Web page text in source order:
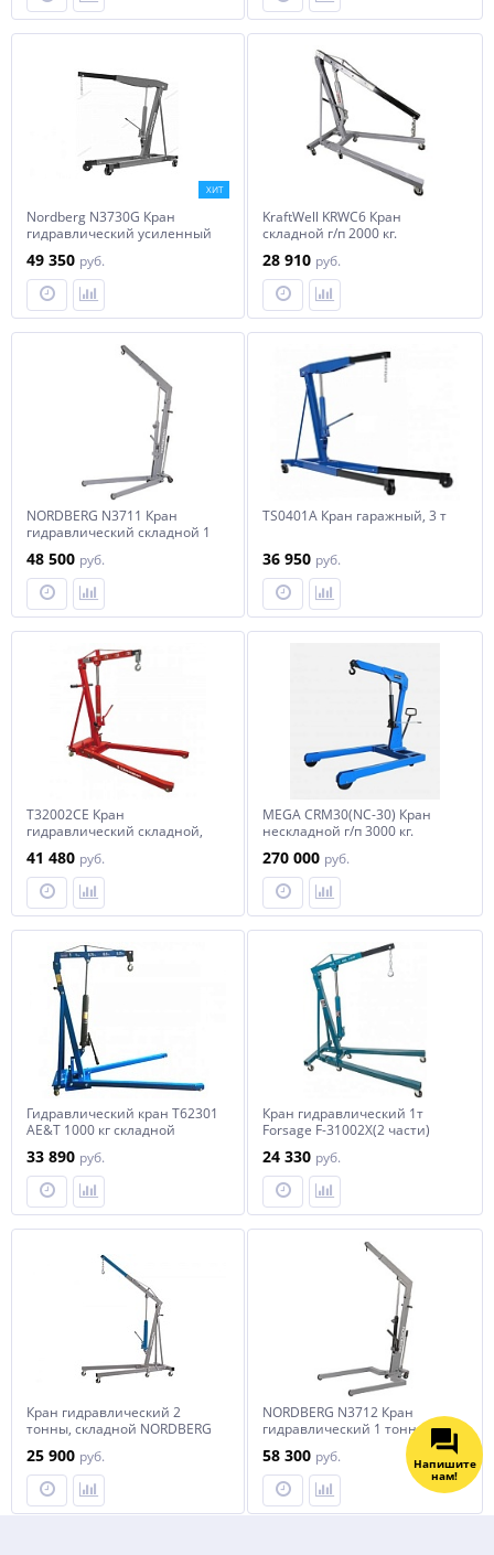
Nordberg N3730G Кран
двухплунжерный 3 тонны
49 350руб.
KraftWell KRWC6 Кран
28 910руб.
NORDBERG N3711 Кран
гидравлический складной 1
тонна
48 500 руб. 36 950 руб.
T32002CE Кран
гидравлический складной,
низкий профиль 100 мм,
груз. 2 т. Станкоимпорт
41 480руб.
MEGA CRM30(NC-30) Кран
нескладной г/п 3000 кг.
однотактный
270 000руб.
Гидравлический кран Т62301
AE&T 1000 кг складной
(низкий въезд)
33 890руб.
Кран гидравлический 1т
Forsage F-31002X(2 части)
24 330руб.
Кран гидравлический 2
тонны, складной NORDBERG
NORDBERG N3712 Кран
гидравлический 1 тонна,
Напишите
нам!